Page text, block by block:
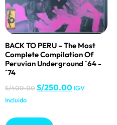
BACK TO PERU – The Most
Complete Compilation Of
Peruvian Underground ´64 -
´74
S/400.00S/250.00 IGV
Incluido